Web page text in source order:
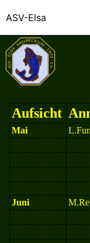
Aufsicht
Mai
Juni
ASV-Elsa